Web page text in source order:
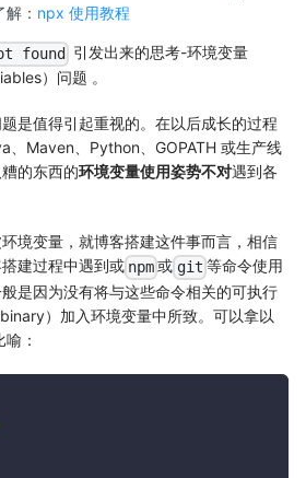
： npx 使用教程
found
引发出来的思考-环境变量
）问题 。
是值得引起重视的。在以后成长的过程
、Maven、Python、GOPATH 或生产线
的东西的环境变量使用姿势不对遇到各
境变量，就博客搭建这件事而言，相信
建过程中遇到或 npm 或 git 等命令使用
是因为没有将与这些命令相关的可执行
）加入环境变量中所致。可以拿以
：